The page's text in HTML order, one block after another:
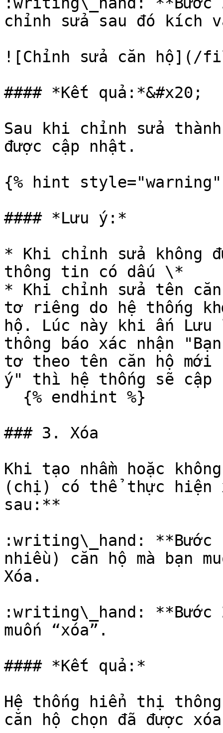
chỉnh sửa sau đó kích
![Chỉnh sửa căn hộ](/
#### *Kết quả:*&#x20;
Sau khi chỉnh sửa
được cập nhật.
{% hint style="warning"
#### *Lưu ý:*
* Khi chỉnh sửa không
thông tin có dấu \*
* Khi chỉnh sửa tên
tơ riêng do hệ thống
hộ. Lúc này khi ấn
thông báo xác nhận
tơ theo tên căn hộ mới
ý" thì hệ thống sẽ
### 3. Xóa
Khi tạo nhầm hoặc
(chị) có thể thực hiện
sau:**
:writing\_hand:
nhiều) căn hộ mà bạn
Xóa.
:writing\_hand: **Bước
muốn “xóa”.
#### *Kết quả:*
Hệ thống hiển thị
căn hộ chọn đã được